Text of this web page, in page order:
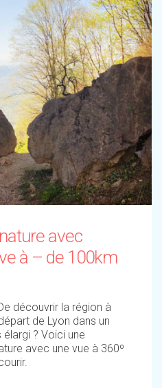
avec
à – de 100km
découvrir la région à
de Lyon dans un
? Voici une
avec une vue à 360º